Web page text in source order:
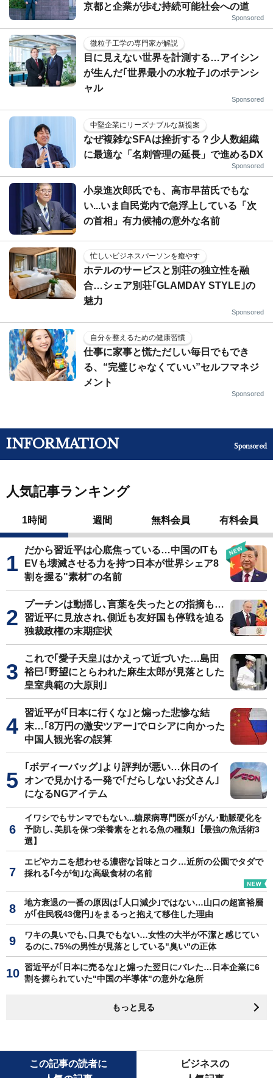
京都と企業が歩む持続可能社会への道
Sponsored
微粒子工学の専門家が解説
目に見えない世界を計測する…アイシン
が生んだ｢世界最小の水粒子｣のポテンシ
ャル
Sponsored
中堅企業にリーズナブルな新提案
なぜ複雑なSFAは挫折する？少人数組織
に最適な「名刺管理の延長」で進めるDX
Sponsored
小泉進次郎氏でも、高市早苗氏でもな
い...いま自民党内で急浮上している「次
の首相」有力候補の意外な名前
忙しいビジネスパーソンを癒やす
ホテルのサービスと別荘の独立性を融
合…シェア別荘｢GLAMDAY STYLE｣の
魅力
Sponsored
自分を整えるための健康習慣
仕事に家事と慌ただしい毎日でもでき
る、“完璧じゃなくていい”セルフマネジ
メント
Sponsored
INFORMATION Sponsored
人気記事ランキング
1時間 週間 無料会員 有料会員
だから習近平は心底焦っている…中国のITも
EVも壊滅させる力を持つ日本が世界シェア8
割を握る"素材"の名前
プーチンは動揺し､言葉を失ったとの指摘も…
習近平に見放され､側近も友好国も停戦を迫る
独裁政権の末期症状
これで｢愛子天皇｣はかえって近づいた…島田
裕巳｢野望にとらわれた麻生太郎が見落とした
皇室典範の大原則｣
習近平が｢日本に行くな｣と煽った悲惨な結
末…｢8万円の激安ツアー｣でロシアに向かった
中国人観光客の誤算
｢ボディーバッグ｣より評判が悪い…休日のイ
オンで見かける一発で｢だらしないお父さん｣
になるNGアイテム
イワシでもサンマでもない...糖尿病専門医が｢がん･動脈硬化を
予防し､美肌を保つ栄養素をとれる魚の種類｣【最強の魚活術3
選】
エビやカニを想わせる濃密な旨味とコク…近所の公園でタダで
採れる｢今が旬｣な高級食材の名前
地方衰退の一番の原因は｢人口減少｣ではない…山口の超富裕層
が｢住民税43億円｣をまるっと抱えて移住した理由
ワキの臭いでも､口臭でもない…女性の大半が不潔と感じてい
るのに､75%の男性が見落としている"臭い"の正体
習近平が｢日本に売るな｣と煽った翌日にバレた…日本企業に6
割を握られていた"中国の半導体"の意外な急所
もっと見る
この記事の読者に
ビジネスの